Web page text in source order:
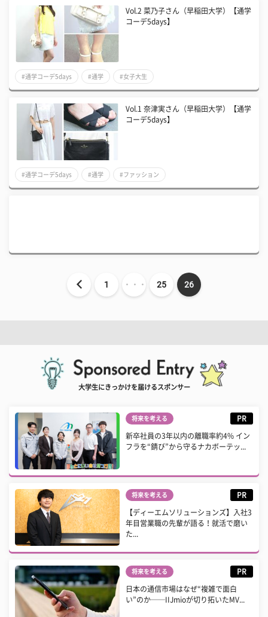
Vol.2 菜乃子さん（早稲田大学）【通学
コーデ5days】
#通学コーデ5days #通学 #女子大生
Vol.1 奈津実さん（早稲田大学）【通学
コーデ5days】
#通学コーデ5days #通学 #ファッション
1 ・・・ 25 26
大学生にきっかけを届けるスポンサー
将来を考える PR
新卒社員の3年以内の離職率約4% イン
フラを“錆び”から守るナカボーテッ...
将来を考える PR
【ディーエムソリューションズ】入社3
年目営業職の先輩が語る！就活で磨い
た...
将来を考える PR
日本の通信市場はなぜ“複雑で面白
い”のか──IIJmioが切り拓いたMV...